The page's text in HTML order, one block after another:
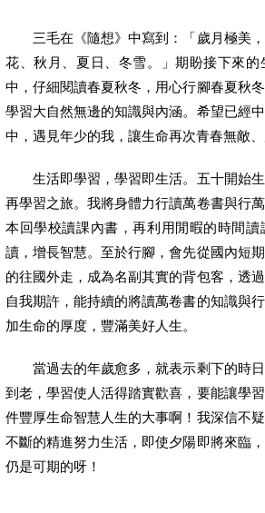
三毛在《隨想》中寫到：「歲月極美，
花、秋月、夏日、冬雪。」期盼接下來的
中，仔細閱讀春夏秋冬，用心行腳春夏秋
學習大自然無邊的知識與內涵。希望已經
中，遇見年少的我，讓生命再次青春無
生活即學習，學習即生活。五十開始生
再學習之旅。我將身體力行讀萬卷書與行
本回學校讀課內書，再利用閒暇的時間讀
讀，增長智慧。至於行腳，會先從國內短
的往國外走，成為名副其實的背包客，透
自我期許，能持續的將讀萬卷書的知識與
加生命的厚度，豐滿美好人生。
當過去的年歲愈多，就表示剩下的時日
到老，學習使人活得踏實歡喜，要能讓學
件豐厚生命智慧人生的大事啊！我深信不
不斷的精進努力生活，即使夕陽即將來臨
仍是可期的呀！